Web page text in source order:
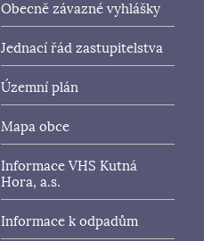
Obecně závazné vyhlášky
Jednací řád zastupitelstva
Územní plán
Mapa obce
Informace VHS Kutná
Hora, a.s.
Informace k odpadům